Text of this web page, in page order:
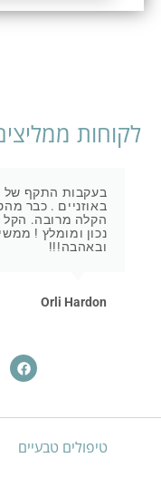
לקוחות
בעקבות התקף של
באוזניים . כבר
הקלה מרובה. הקל
נכון ומומלץ !
ובאהבה!!!
Orli Hardon
טיפולים טבעיים